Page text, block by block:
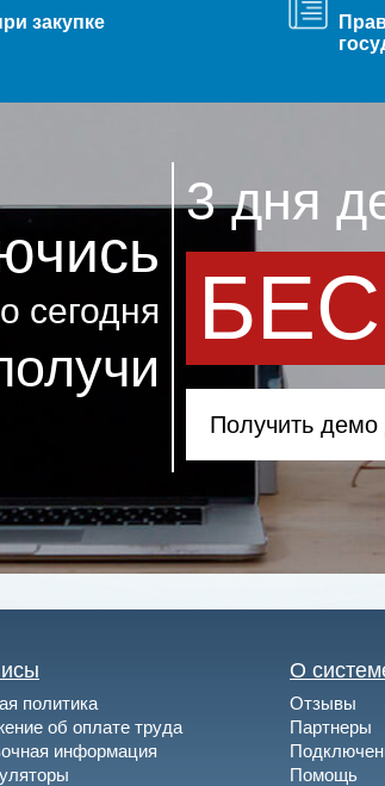
закупке
сегодня
3 дня
Получить демо
политика
об оплате труда
информация
О
Отзывы
Партнеры
Помощь